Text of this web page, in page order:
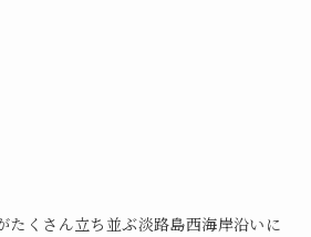
たくさん立ち並ぶ淡路島西海岸沿いに